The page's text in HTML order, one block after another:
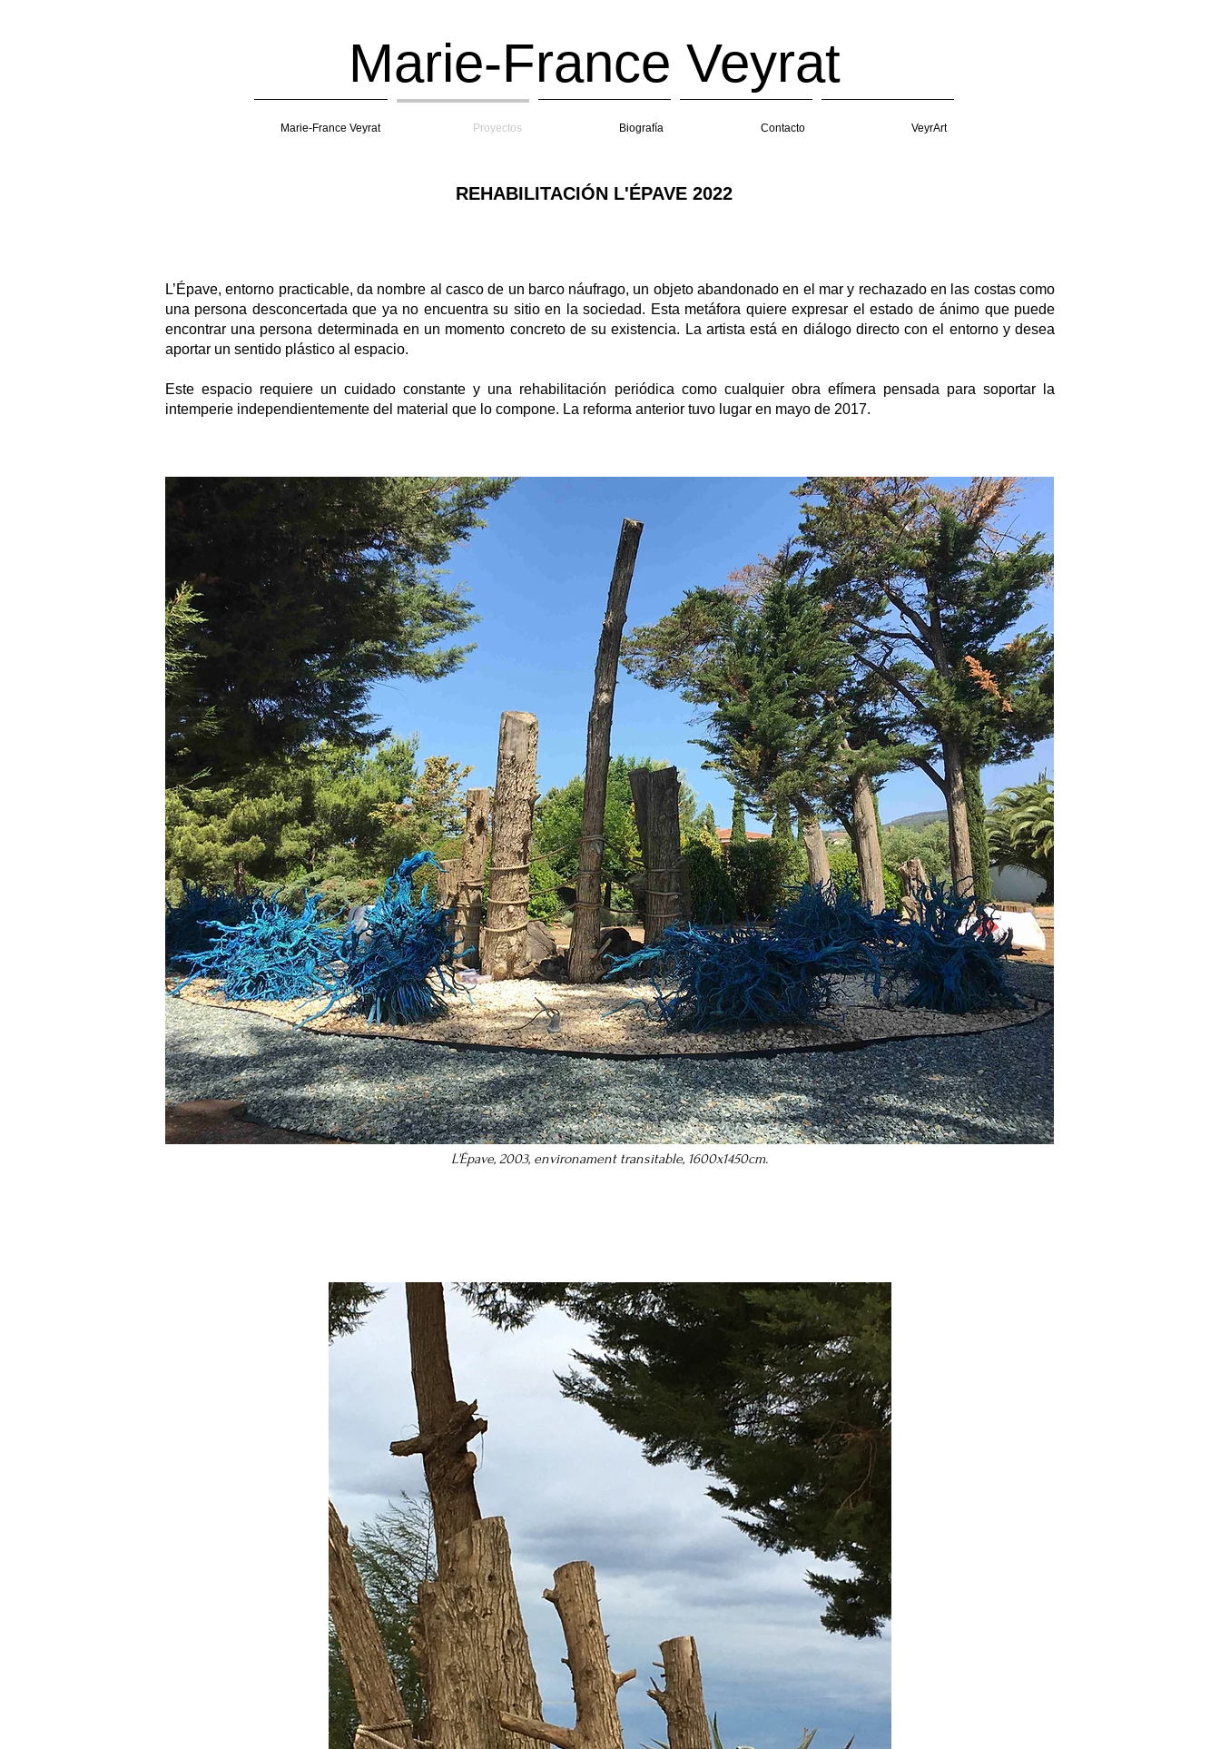
Marie-France Veyrat
Marie-France Veyrat Proyectos Biografía Contacto VeyrArt
REHABILITACIÓN L'ÉPAVE 2022
L’Épave, entorno practicable, da nombre al casco de un barco náufrago, un objeto abandonado en el mar y rechazado en las costas como
una persona desconcertada que ya no encuentra su sitio en la sociedad. Esta metáfora quiere expresar el estado de ánimo que puede
encontrar una persona determinada en un momento concreto de su existencia. La artista está en diálogo directo con el entorno y desea
aportar un sentido plástico al espacio.
Este espacio requiere un cuidado constante y una rehabilitación periódica como cualquier obra efímera pensada para soportar la
intemperie independientemente del material que lo compone. La reforma anterior tuvo lugar en mayo de 2017.
L'Épave, 2003, environament transitable, 1600x1450cm.